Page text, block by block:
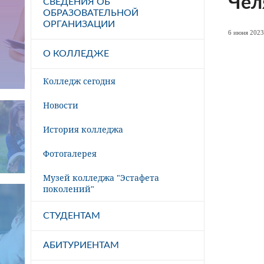
ОБРАЗОВАТЕЛЬНОЙ
ОРГАНИЗАЦИИ
О КОЛЛЕДЖЕ
Колледж сегодня
Новости
История колледжа
Фотогалерея
Музей колледжа "Эстафета
поколений"
СТУДЕНТАМ
АБИТУРИЕНТАМ
6 июня 2023